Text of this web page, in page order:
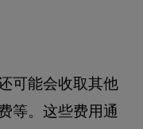
可能会收取其他
等。这些费用通